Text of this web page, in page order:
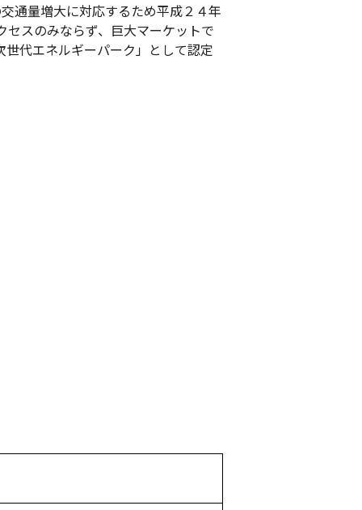
通量増大に対応するため平成２４年
スのみならず、巨大マーケットで
代エネルギーパーク」として認定